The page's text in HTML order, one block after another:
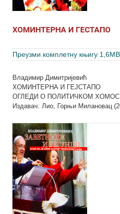
ХОМИНТЕРНА И ГЕСТАПО
Преузми комплетну књигу
Владимир Димитријевић
ХОМИНТЕРНА И ГЕЈСТАПО
ОГЛЕДИ О ПОЛИТИЧКОМ
Издавач: Лио, Горњи Милановац